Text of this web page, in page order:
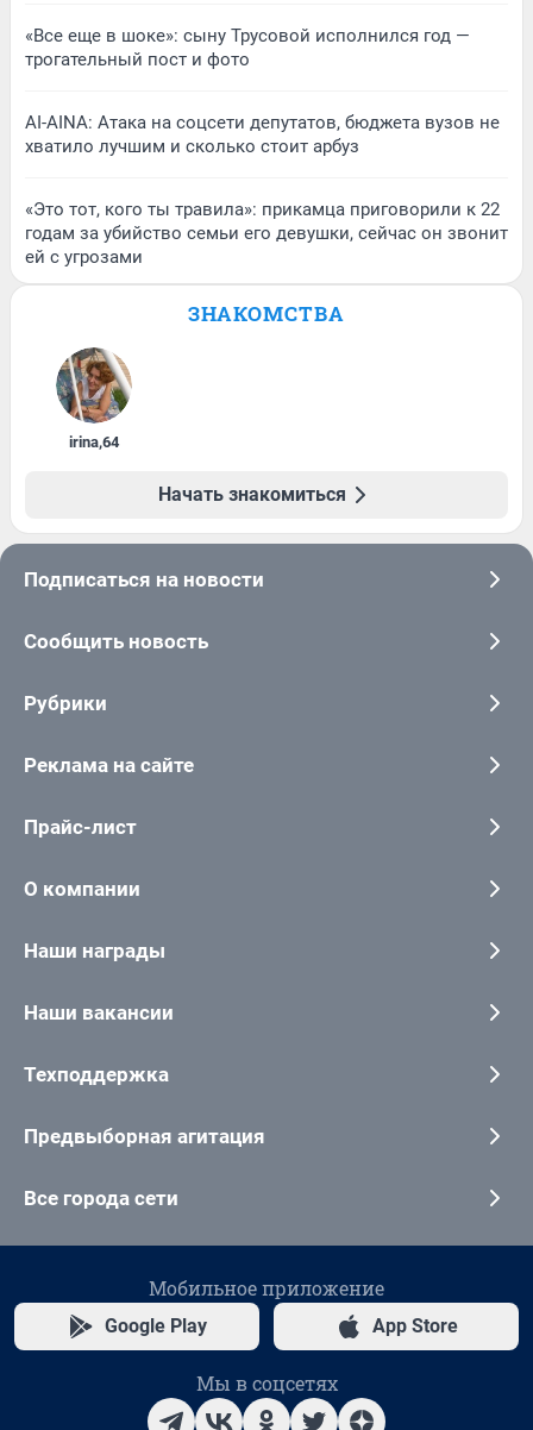
«Все еще в шоке»: сыну Трусовой исполнился год —
трогательный пост и фото
AI-AINA: Атака на соцсети депутатов, бюджета вузов не
хватило лучшим и сколько стоит арбуз
«Это тот, кого ты травила»: прикамца приговорили к 22
годам за убийство семьи его девушки, сейчас он звонит
ей с угрозами
ЗНАКОМСТВА
irina,64
Начать знакомиться
Подписаться на новости
Сообщить новость
Рубрики
Реклама на сайте
Прайс-лист
О компании
Наши награды
Наши вакансии
Техподдержка
Предвыборная агитация
Все города сети
Мобильное приложение
Google Play App Store
Мы в соцсетях